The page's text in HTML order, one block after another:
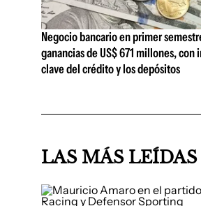
Negocio bancario en primer
ganancias de US$ 671 millones, con
clave del crédito y los depósitos
LAS MÁS LEÍDAS